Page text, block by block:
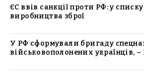
ЄС ввів санкції проти РФ: у
виробництва зброї
У РФ сформували бригаду
військовополонених українців, –